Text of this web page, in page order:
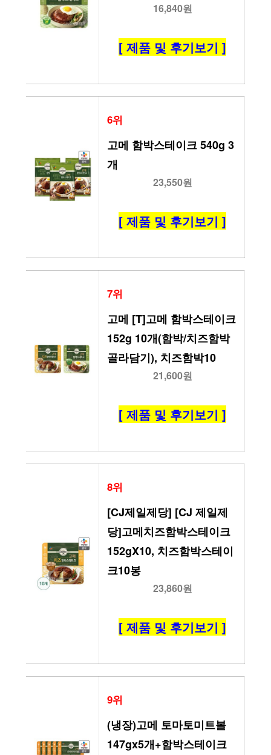
16,840원
[ 제품 및 후기보기 ]
6위
고메 함박스테이크 540g 3
개
23,550원
[ 제품 및 후기보기 ]
7위
고메 [T]고메 함박스테이크
152g 10개(함박/치즈함박
골라담기), 치즈함박10
21,600원
[ 제품 및 후기보기 ]
8위
[CJ제일제당] [CJ 제일제
당]고메치즈함박스테이크
152gX10, 치즈함박스테이
크10봉
23,860원
[ 제품 및 후기보기 ]
9위
(냉장)고메 토마토미트볼
147gx5개+함박스테이크